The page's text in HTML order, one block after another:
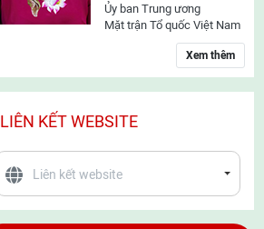
Ủy ban Trung ương
Mặt trận Tổ quốc Việt Nam
Xem thêm
LIÊN KẾT WEBSITE